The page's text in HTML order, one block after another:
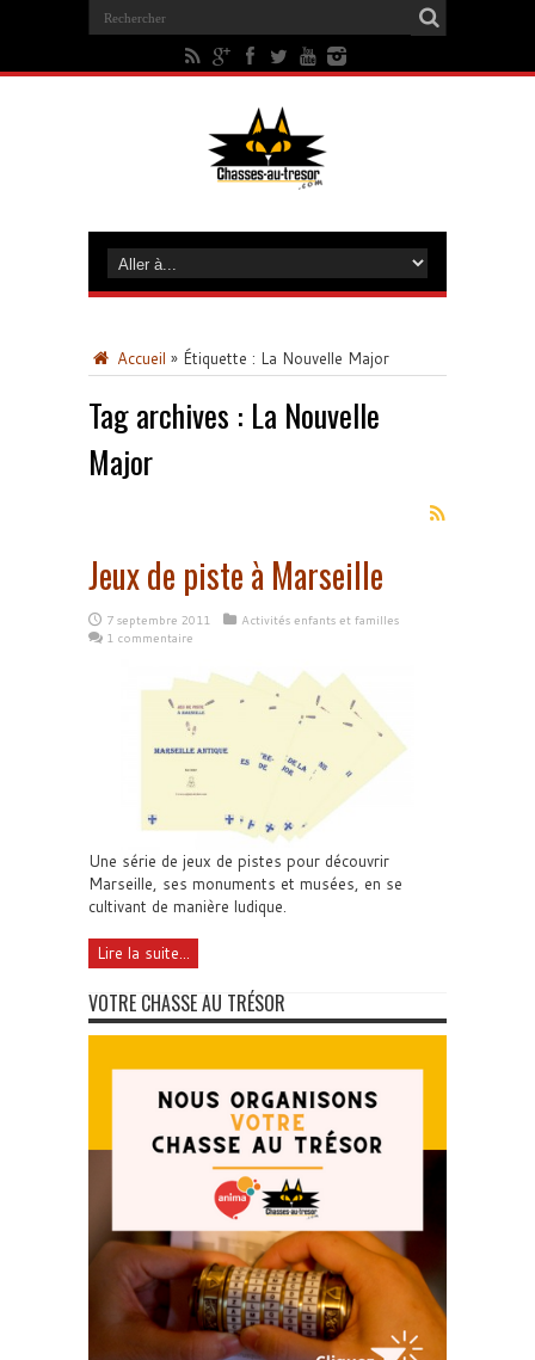
Accueil » Étiquette : La Nouvelle Major
Tag archives : La Nouvelle
Major
Jeux de piste à Marseille
7 septembre 2011
Activités enfants et familles
1 commentaire
Une série de jeux de pistes pour découvrir
Marseille, ses monuments et musées, en se
cultivant de manière ludique.
Lire la suite...
VOTRE CHASSE AU TRÉSOR